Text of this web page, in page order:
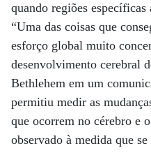
quando regiões
“Uma das coisas que
esforço global muito
desenvolvimento cerebral
Bethlehem em um
permitiu medir as
que ocorrem no cérebro e
observado à medida que se